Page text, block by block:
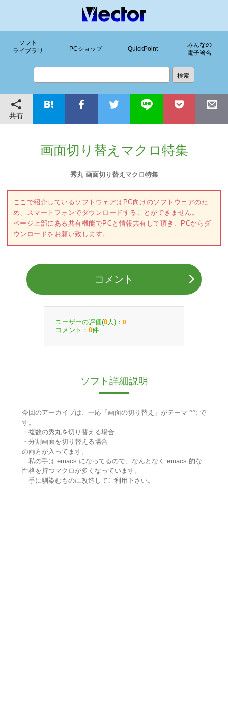
ソフト
ライブラリ
PCショップ QuickPoint
みんなの
電子署名
共有
画面切り替えマクロ特集
秀丸 画面切り替えマクロ特集
ここで紹介しているソフトウェアはPC向けのソフトウェアのた
め、スマートフォンでダウンロードすることができません。
ページ上部にある共有機能でPCと情報共有して頂き、PCからダ
ウンロードをお願い致します。
コメント
ユーザーの評価(0 人)： 0
コメント： 0件
ソフト詳細説明
今回のアーカイブは、一応「画面の切り替え」がテーマ ^^; で
す。
・複数の秀丸を切り替える場合
・分割画面を切り替える場合
の両方が入ってます。
私の手は emacs になってるので、なんとなく emacs 的な
性格を持つマクロが多くなっています。
手に馴染むものに改造してご利用下さい。